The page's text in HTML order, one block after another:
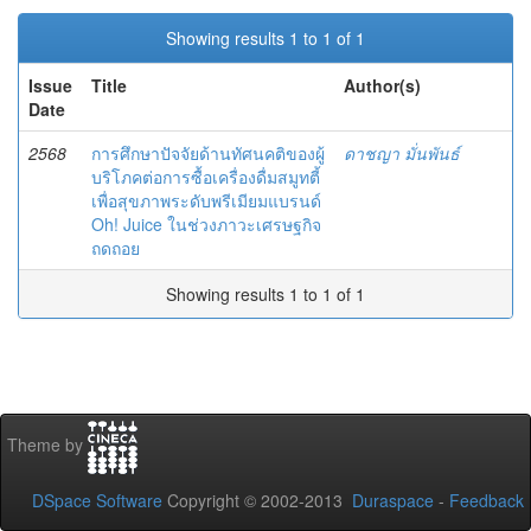
Showing results 1 to 1 of 1
Issue
Date
Title Author(s)
2568
การศึกษาปัจจัยด้านทัศนคติของผู้
บริโภคต่อการซื้อเครื่องดื่มสมูทตี้
เพื่อสุขภาพระดับพรีเมียมแบรนด์
Oh! Juice ในช่วงภาวะเศรษฐกิจ
ถดถอย
ดาชญา มั่นพันธ์
Showing results 1 to 1 of 1
Theme by
DSpace Software Copyright © 2002-2013 Duraspace - Feedback